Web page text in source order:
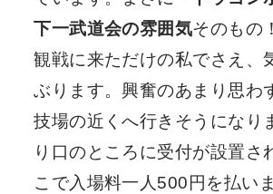
下一武道会の雰囲気そのもの
観戦に来ただけの私でさえ、
ぶります。興奮のあまり思わ
技場の近くへ行きそうになり
り口のところに受付が設置さ
こで入場料一人500円を払い